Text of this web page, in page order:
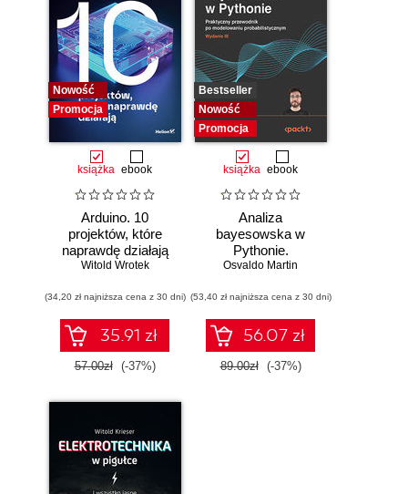
Nowość
Promocja
książka ebook
Arduino. 10
projektów, które
naprawdę działają
Witold Wrotek
(34,20 zł najniższa cena z 30 dni)
35.91 zł
57.00zł (-37%)
Bestseller
Nowość
Promocja
książka ebook
Analiza
bayesowska w
Pythonie.
Praktyczny
modelowaniu
probabilistycznym.
Wydanie III
Osvaldo Martin
(53,40 zł najniższa cena z 30 dni)
56.07 zł
89.00zł (-37%)